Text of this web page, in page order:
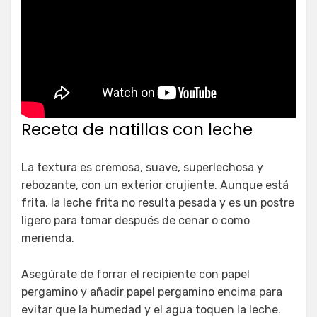
Receta de natillas con leche
La textura es cremosa, suave, superlechosa y
rebozante, con un exterior crujiente. Aunque está
frita, la leche frita no resulta pesada y es un postre
ligero para tomar después de cenar o como
merienda.
Asegúrate de forrar el recipiente con papel
pergamino y añadir papel pergamino encima para
evitar que la humedad y el agua toquen la leche.